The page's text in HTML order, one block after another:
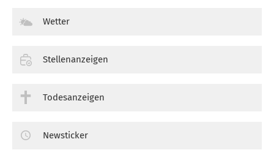
Wetter
Stellenanzeigen
Todesanzeigen
Newsticker